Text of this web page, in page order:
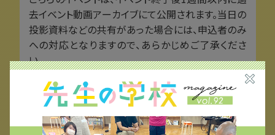
去イベント動画アーカイブにて公開されます。当日の
投影資料などの共有があった場合には、申込者のみ
への対応となりますので、あらかじめご了承くださ
い。
・『先生の学校』の紹介
・山下さんによる基調講演
・質疑応答